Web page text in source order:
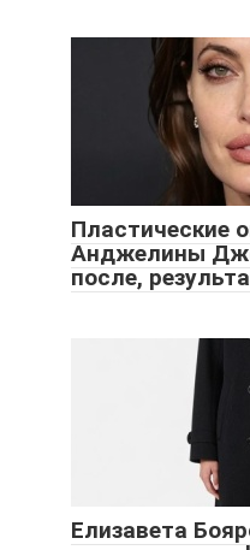
Пластические
Анджелины
после,
Елизавета